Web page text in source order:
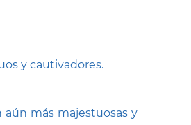
y cautivadores.
más majestuosas y